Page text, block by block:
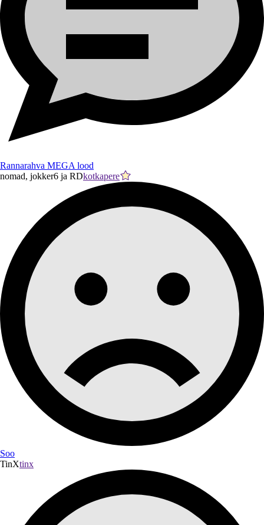
Rannarahva MEGA lood
nomad, jokker6 ja RDkotkapere
Soo
TinXtinx